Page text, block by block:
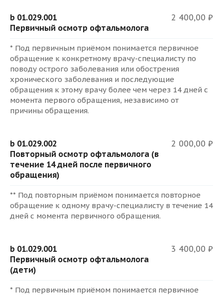
b 01.029.001
Первичный осмотр офтальмолога
2 400,00 ₽
* Под первичным приёмом понимается первичное
обращение к конкретному врачу-специалисту по
поводу острого заболевания или обострения
хронического заболевания и последующие
обращения к этому врачу более чем через 14 дней с
момента первого обращения, независимо от
причины обращения.
b 01.029.002
Повторный осмотр офтальмолога (в
течение 14 дней после первичного
обращения)
2 000,00 ₽
** Под повторным приёмом понимается повторное
обращение к одному врачу-специалисту в течение 14
дней с момента первичного обращения.
b 01.029.001
Первичный осмотр офтальмолога
(дети)
3 400,00 ₽
* Под первичным приёмом понимается первичное